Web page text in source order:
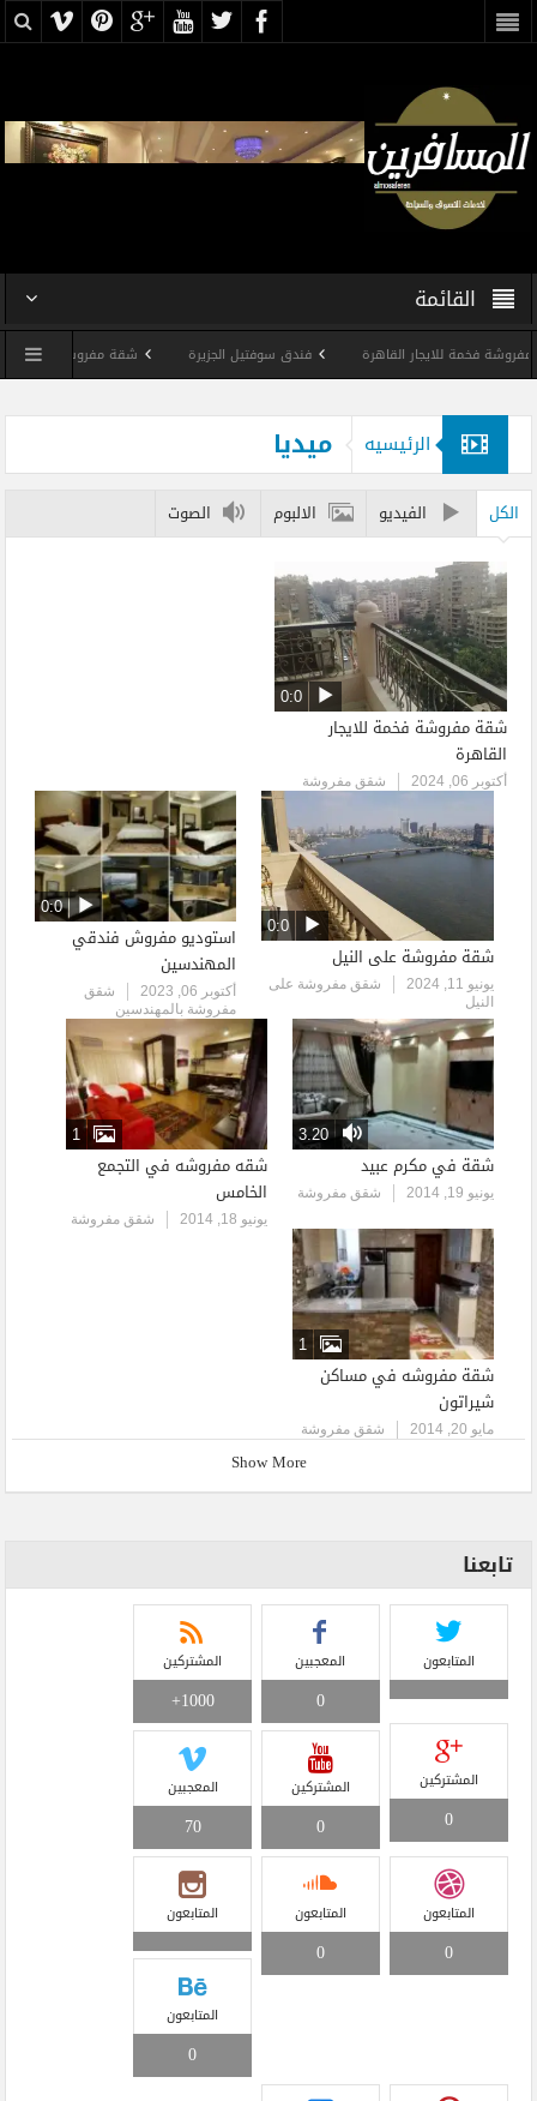
القائمة
للايجار القاهرة فندق سوفتيل الجزيرة
شقة مفروشة على النيل
الرئيسيه ميديا
الكل الفيديو الالبوم الصوت
0:0
شقة مفروشة فخمة للايجار
القاهرة
أكتوبر 06, 2024 شقق مفروشة
0:0
شقة مفروشة على النيل
يونيو 11, 2024
شقق مفروشة على
النيل
0:0
استوديو مفروش فندقي
المهندسين
أكتوبر 06, 2023
شقق
مفروشة بالمهندسين
3.20
شقة في مكرم عبيد
يونيو 19, 2014 شقق مفروشة
1
شقه مفروشه في التجمع
الخامس
يونيو 18, 2014 شقق مفروشة
1
شقة مفروشه في مساكن
شيراتون
مايو 20, 2014 شقق مفروشة
Show More
تابعنا
المتابعون المعجبين
0
المشتركين
1000+
المشتركين
0
المشتركين
0
المعجبين
70
المتابعون
0
المتابعون
0
المتابعون
المتابعون
0